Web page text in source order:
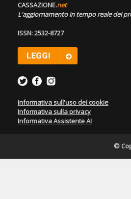
CASSAZIONE.net
L'aggiornamento in tempo reale dei
ISSN: 2532-8727
Informativa sull'uso dei cookie
Informativa sulla privacy
Informativa Assistente AI
©